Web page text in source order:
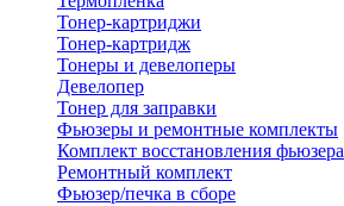
Тонер-картриджи
Тонер-картридж
Тонеры и девелоперы
Девелопер
Тонер для заправки
Фьюзеры и ремонтные комплекты
Комплект восстановления фьюзера
Ремонтный комплект
Фьюзер/печка в сборе